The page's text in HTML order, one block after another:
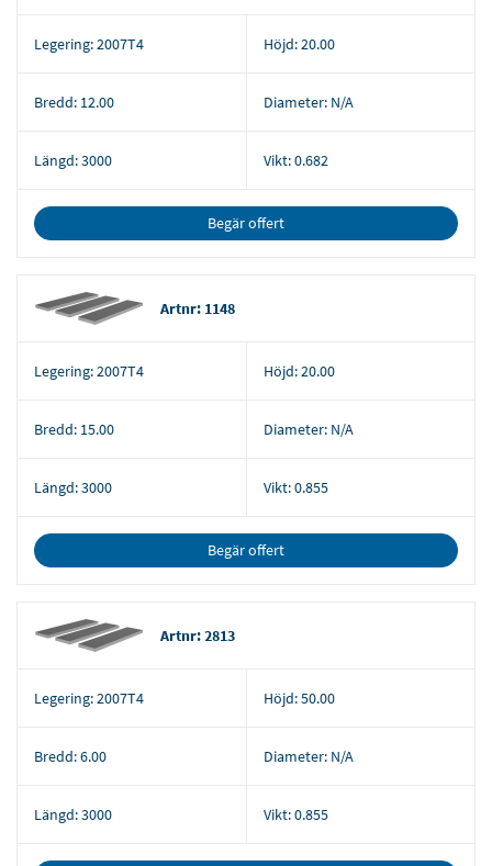
Legering:2007T4 Höjd:20.00
Bredd: 12.00 Diameter: N/A
Längd:3000 Vikt:0.682
Begär offert
Artnr: 1148
Legering:2007T4 Höjd:20.00
Bredd: 15.00 Diameter: N/A
Längd:3000 Vikt:0.855
Begär offert
Artnr: 2813
Legering:2007T4 Höjd:50.00
Bredd:6.00 Diameter: N/A
Längd:3000 Vikt:0.855